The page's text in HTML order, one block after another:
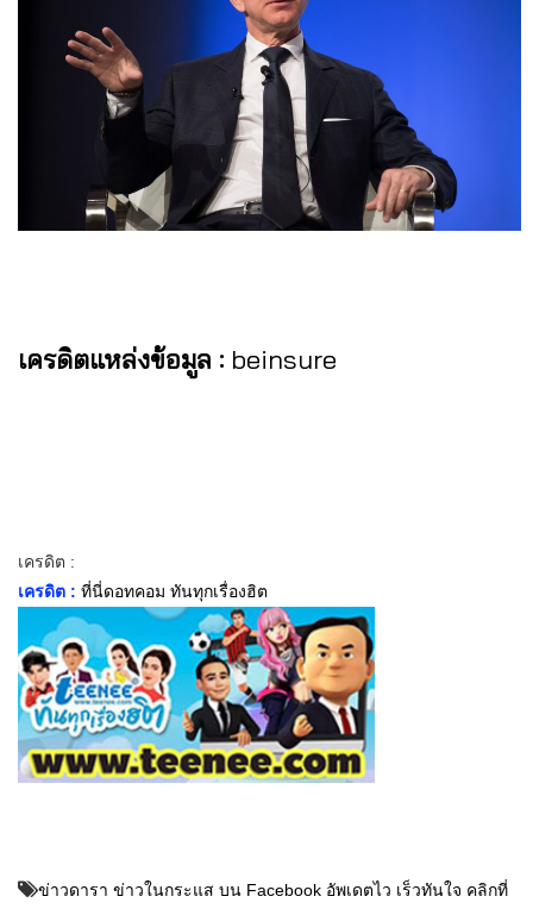
เครดิตแหล่งข้อมูล : beinsure
เครดิต :
เครดิต : ที่นี่ดอทคอม ทันทุกเรื่องฮิต
ข่าวดารา ข่าวในกระแส บน Facebook อัพเดตไว เร็วทันใจ คลิกที่